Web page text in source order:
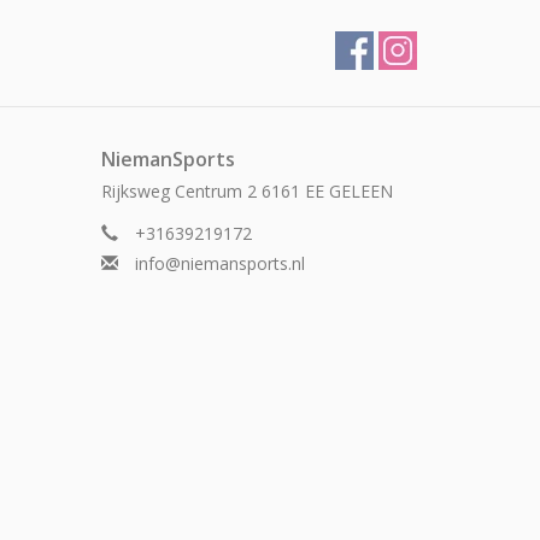
NiemanSports
Rijksweg Centrum 2 6161 EE GELEEN
+31639219172
info@niemansports.nl